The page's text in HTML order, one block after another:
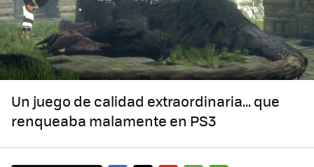
Un juego de calidad extraordinaria... que
renqueaba malamente en PS3